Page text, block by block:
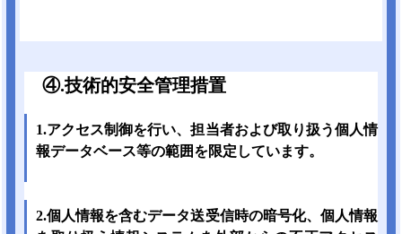
④.技術的安全管理措置
1.アクセス制御を行い、担当者および取り扱う個人情
報データベース等の範囲を限定しています。
2.個人情報を含むデータ送受信時の暗号化、個人情報